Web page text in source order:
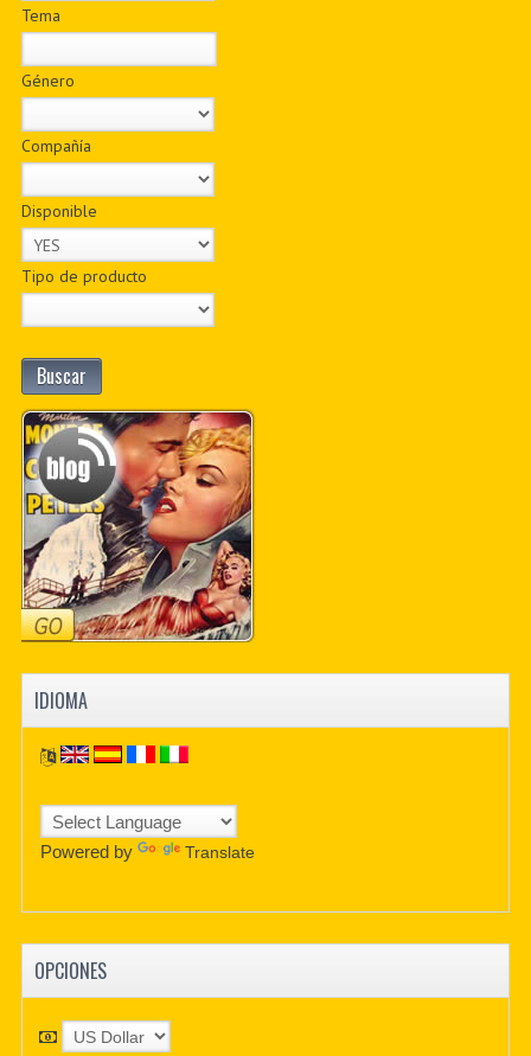
Tema
Género
Compañía
Disponible
Tipo de producto
Buscar
IDIOMA
Powered by Translate
OPCIONES